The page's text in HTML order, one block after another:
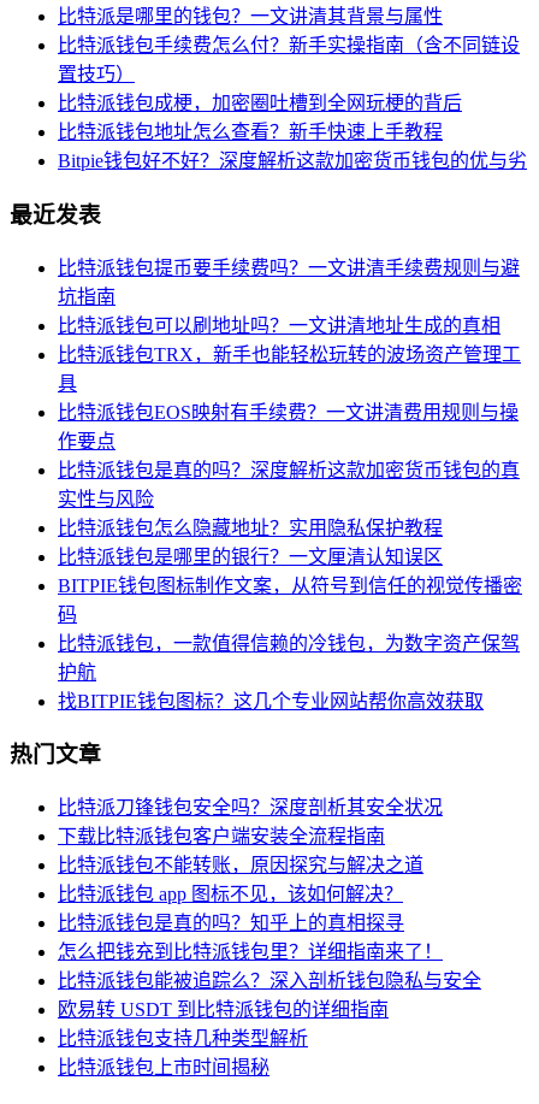
比特派是哪里的钱包？一文讲清其背景与属性
比特派钱包手续费怎么付？新手实操指南（含不同链设
置技巧）
比特派钱包成梗，加密圈吐槽到全网玩梗的背后
比特派钱包地址怎么查看？新手快速上手教程
Bitpie钱包好不好？深度解析这款加密货币钱包的优与劣
最近发表
比特派钱包提币要手续费吗？一文讲清手续费规则与避
坑指南
比特派钱包可以刷地址吗？一文讲清地址生成的真相
比特派钱包TRX，新手也能轻松玩转的波场资产管理工
具
比特派钱包EOS映射有手续费？一文讲清费用规则与操
作要点
比特派钱包是真的吗？深度解析这款加密货币钱包的真
实性与风险
比特派钱包怎么隐藏地址？实用隐私保护教程
比特派钱包是哪里的银行？一文厘清认知误区
BITPIE钱包图标制作文案，从符号到信任的视觉传播密
码
比特派钱包，一款值得信赖的冷钱包，为数字资产保驾
护航
找BITPIE钱包图标？这几个专业网站帮你高效获取
热门文章
比特派刀锋钱包安全吗？深度剖析其安全状况
下载比特派钱包客户端安装全流程指南
比特派钱包不能转账，原因探究与解决之道
比特派钱包 app 图标不见，该如何解决？
比特派钱包是真的吗？知乎上的真相探寻
怎么把钱充到比特派钱包里？详细指南来了！
比特派钱包能被追踪么？深入剖析钱包隐私与安全
欧易转 USDT 到比特派钱包的详细指南
比特派钱包支持几种类型解析
比特派钱包上市时间揭秘